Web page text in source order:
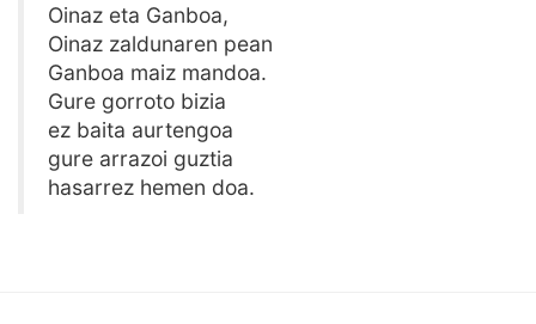
Oinaz eta Ganboa,
Oinaz zaldunaren pean
Ganboa maiz mandoa.
Gure gorroto bizia
ez baita aurtengoa
gure arrazoi guztia
hasarrez hemen doa.